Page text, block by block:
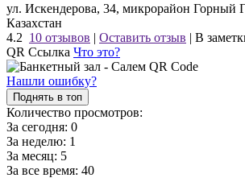
ул. Искендерова, 34, микрорайон Горный
Казахстан
4.2 10 отзывов | Оставить отзыв | В
QR Ссылка Что это?
Нашли ошибку?
Поднять в топ
Количество просмотров:
За сегодня: 0
За неделю: 1
За месяц: 5
За все время: 40